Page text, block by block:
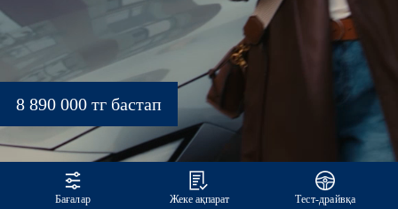
8 890 000 тг бастап
Бағалар Жеке ақпарат Тест-драйвқа